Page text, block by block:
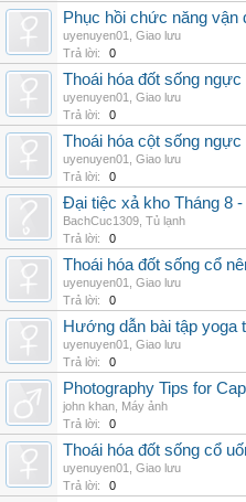
Phục hồi chức năng vận
uyenuyen01
Giao lưu
Trả lời:
0
Thoái hóa đốt sống
uyenuyen01
Giao lưu
Trả lời:
0
Thoái hóa cột sống
uyenuyen01
Giao lưu
Trả lời:
0
Đại tiệc xả kho Tháng 8
BachCuc1309 Tủ lạnh
Trả lời:
0
Thoái hóa đốt sống cổ
uyenuyen01
Giao lưu
Trả lời:
0
Hướng dẫn bài tập yoga
uyenuyen01
Giao lưu
Trả lời:
0
Photography Tips for
john khan Máy ảnh
Trả lời:
0
Thoái hóa đốt sống cổ
uyenuyen01
Giao lưu
Trả lời:
0